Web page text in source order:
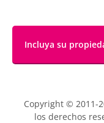
Incluya su
Copyright © 2011-
los derechos